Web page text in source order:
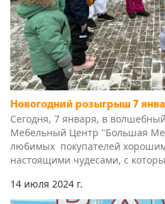
Новогодний розыгрыш 7
Сегодня, 7 января, в
Мебельный Центр "Большая
любимых покупателей хорошим
настоящими чудесами, с
14 июля 2024 г.